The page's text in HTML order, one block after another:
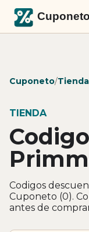
Cuponeto/
TIENDA
Codigos
Cuponeto (0).
antes de